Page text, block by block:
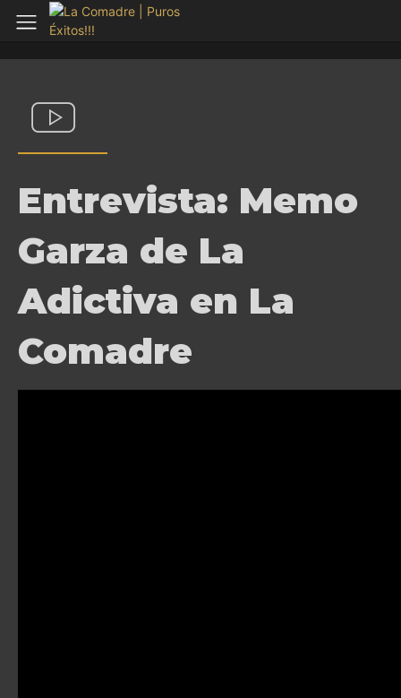
Entrevista: Memo
Garza de La
Adictiva en La
Comadre